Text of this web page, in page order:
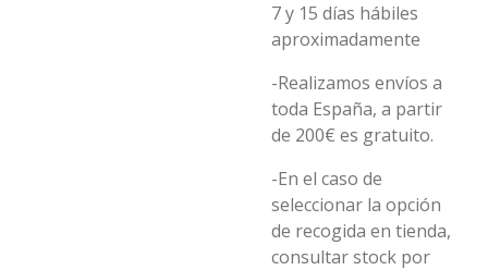
7 y 15 días hábiles
aproximadamente
-Realizamos envíos a
toda España, a partir
de 200€ es gratuito.
-En el caso de
seleccionar la opción
de recogida en tienda,
consultar stock por